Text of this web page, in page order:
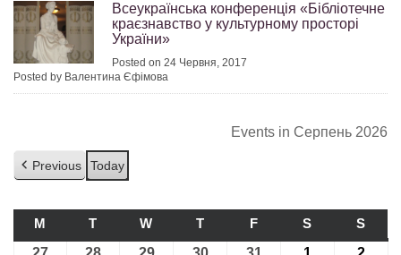
Всеукраїнська конференція «Бібліотечне
краєзнавство у культурному просторі
України»
Posted on 24 Червня, 2017
Posted by Валентина Єфімова
Events in Серпень 2026
Previous Today
M ПОНЕДІЛОК
T ВІВТОРОК
W СЕРЕДА
TЧЕТВЕР
FП’ЯТНИЦЯ
S СУБОТА
S